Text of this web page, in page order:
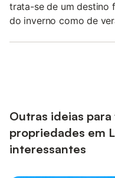
trata-se de um destino
do inverno como de
Outras ideias
propriedades em
interessantes